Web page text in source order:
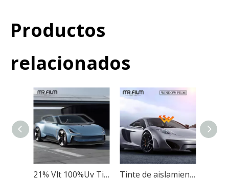
Productos
relacionados
21% Vlt 100%Uv Tinte de ventana Nano Película de cerámica para automóvil Tinte de aislamiento térmico de película de ventana de aislamiento térmico